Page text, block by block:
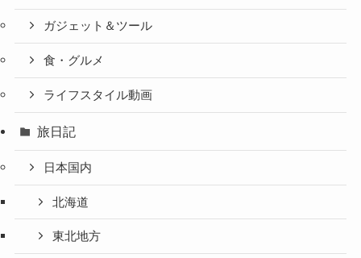
ガジェット＆ツール
食・グルメ
ライフスタイル動画
旅日記
日本国内
北海道
東北地方